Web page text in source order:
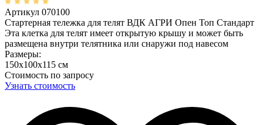
Артикул 070100
Стартерная тележка для телят ВДК АГРИ Опен Топ Стандарт
Эта клетка для телят имеет открытую крышу и может быть
размещена внутри телятника или снаружи под навесом
Размеры:
150х100х115 см
Стоимость по запросу
Узнать стоимость